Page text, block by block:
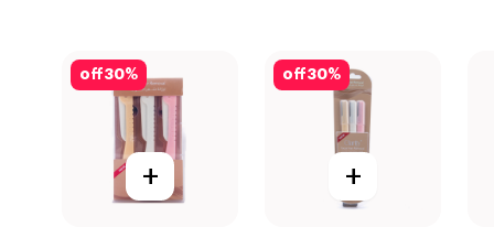
30%
off
+
30%
off
+